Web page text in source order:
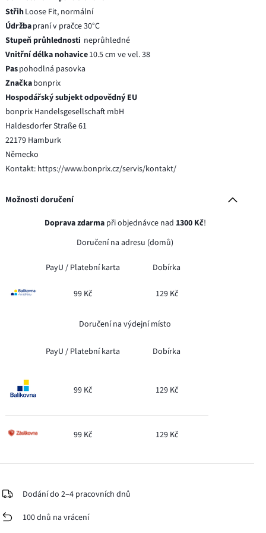
StřihLoose Fit, normální
Údržbapraní v pračce 30°C
Stupeň průhlednosti neprůhledné
Vnitřní délka nohavice10.5 cm ve vel. 38
Paspohodlná pasovka
Značkabonprix
Hospodářský subjekt odpovědný EU
bonprix Handelsgesellschaft mbH
Haldesdorfer Straße 61
22179 Hamburk
Německo
Kontakt: https://www.bonprix.cz/servis/kontakt/
Možnosti doručení
Doprava zdarmapři objednávce nad 1300 Kč!
Doručení na adresu (domů)
PayU / Platební karta Dobírka
99 Kč 129 Kč
Doručení na výdejní místo
PayU / Platební karta Dobírka
99 Kč 129 Kč
99 Kč 129 Kč
Dodání do 2–4 pracovních dnů
100 dnů na vrácení